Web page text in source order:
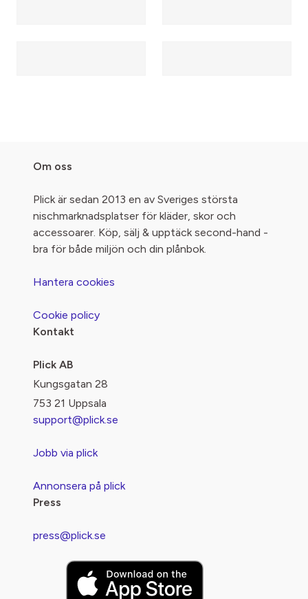
Om oss
Plick är sedan 2013 en av Sveriges största
nischmarknadsplatser för kläder, skor och
accessoarer. Köp, sälj & upptäck second-hand -
bra för både miljön och din plånbok.
Hantera cookies
Cookie policy
Kontakt
Plick AB
Kungsgatan 28
753 21 Uppsala
support@plick.se
Jobb via plick
Annonsera på plick
Press
press@plick.se